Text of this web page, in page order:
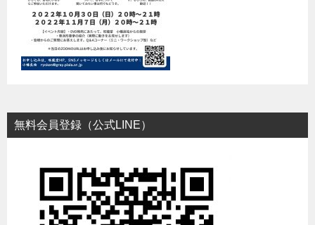
無料会員登録（公式LINE）